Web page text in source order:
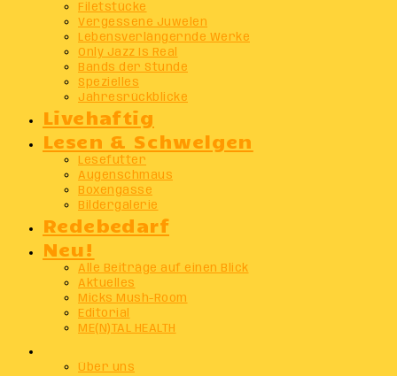
Filetstücke
Vergessene Juwelen
Lebensverlängernde Werke
Only Jazz Is Real
Bands der Stunde
Spezielles
Jahresrückblicke
Livehaftig
Lesen & Schwelgen
Lesefutter
Augenschmaus
Boxengasse
Bildergalerie
Redebedarf
Neu!
Alle Beiträge auf einen Blick
Aktuelles
Micks Mush-Room
Editorial
ME(N)TAL HEALTH
Über uns